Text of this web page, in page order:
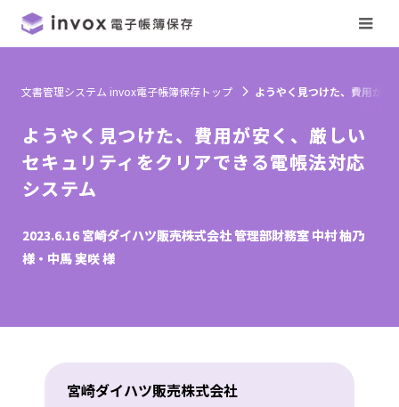
ようやく見つけた、費用が安く、厳しい
セキュリティをクリアできる電帳法対応
システム
2023.6.16 宮崎ダイハツ販売株式会社 管理部財務室 中村 柚乃
様・中馬 実咲 様
文書管理システム invox電子帳簿保存トップ ようやく見つけた、費用が
宮崎ダイハツ販売株式会社